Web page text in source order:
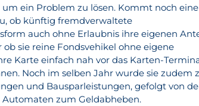
um ein Problem zu lösen. Kommt noch eine
ob künftig fremdverwaltete
auch ohne Erlaubnis ihre eigenen
sie reine Fondsvehikel ohne eigene
Karte einfach nah vor das Karten-
Noch im selben Jahr wurde sie zudem
und Bausparleistungen, gefolgt von
Automaten zum Geldabheben.